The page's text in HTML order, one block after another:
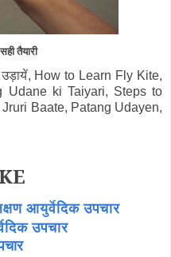
तैयारी
How to Learn Fly Kite,
Udane ki Taiyari, Steps to
Baate, Patang Udayen,
आयुर्वेदिक उपचार
उपचार